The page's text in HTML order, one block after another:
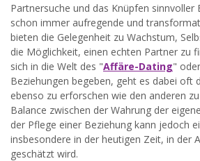
Mit meiner Anmeldung erkläre ich
Nutzungsbedingungenund der
einverstanden. Ich erhalte
Betreibers per E-Mail, der Zusendung
widersprechen.
JETZT
Partnersuche und das Knüpfen sinnvoller
schon immer aufregende und
bieten die Gelegenheit zu Wachstum,
die Möglichkeit, einen echten Partner zu
sich in die Welt des "Affäre-Dating"
Beziehungen begeben, geht es dabei oft
ebenso zu erforschen wie den anderen
Balance zwischen der Wahrung der
der Pflege einer Beziehung kann jedoch
insbesondere in der heutigen Zeit, in der
geschätzt wird.